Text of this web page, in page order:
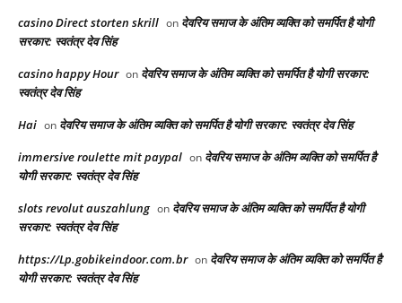
casino Direct storten skrill on देवरिय समाज के अंतिम व्यक्ति को समर्पित है योगी
सरकार: स्वतंत्र देव सिंह
casino happy Hour on देवरिय समाज के अंतिम व्यक्ति को समर्पित है योगी सरकार:
स्वतंत्र देव सिंह
Hai on देवरिय समाज के अंतिम व्यक्ति को समर्पित है योगी सरकार: स्वतंत्र देव सिंह
immersive roulette mit paypal on देवरिय समाज के अंतिम व्यक्ति को समर्पित है
योगी सरकार: स्वतंत्र देव सिंह
slots revolut auszahlung on देवरिय समाज के अंतिम व्यक्ति को समर्पित है योगी
सरकार: स्वतंत्र देव सिंह
https://Lp.gobikeindoor.com.br on देवरिय समाज के अंतिम व्यक्ति को समर्पित है
योगी सरकार: स्वतंत्र देव सिंह